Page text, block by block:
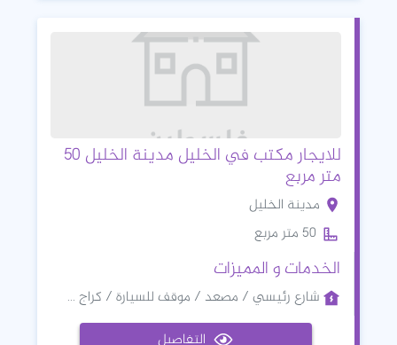
للايجار مكتب في الخليل مدينة الخليل 50
متر مربع
مدينة الخليل
50 متر مربع
الخدمات و المميزات
شارع رئيسي / مصعد / موقف للسيارة / كراج ...
التفاصيل